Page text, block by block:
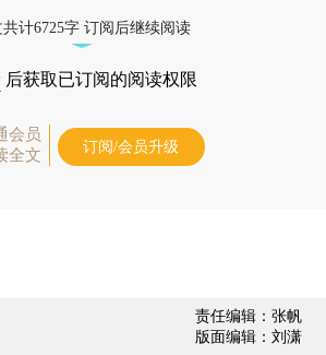
计6725字 订阅后继续阅读
后获取已订阅的阅读权限
会员
全文
订阅/会员升级
责任编辑：张帆
版面编辑：刘潇